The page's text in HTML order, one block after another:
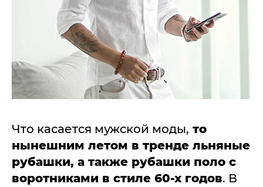
Что касается мужской моды, то
нынешним летом в тренде льняные
рубашки, а также рубашки поло с
воротниками в стиле 60-х годов. В